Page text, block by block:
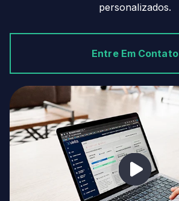
personalizados.
Entre Em Contato